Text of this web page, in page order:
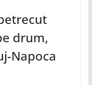
drum,
Napoca